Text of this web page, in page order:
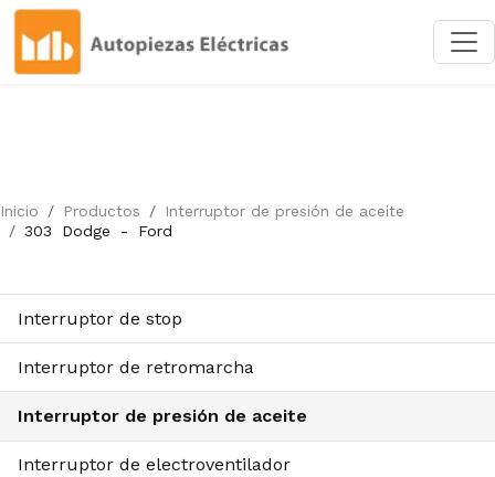
Inicio Productos
Interruptor de presión de aceite
303
Dodge - Ford
Interruptor de stop
Interruptor de retromarcha
Interruptor de presión de aceite
Interruptor de electroventilador